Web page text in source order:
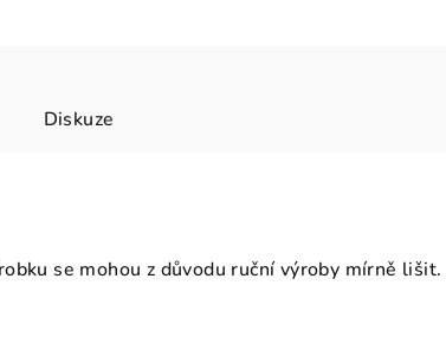
Diskuze
se mohou z důvodu ruční výroby mírně lišit.